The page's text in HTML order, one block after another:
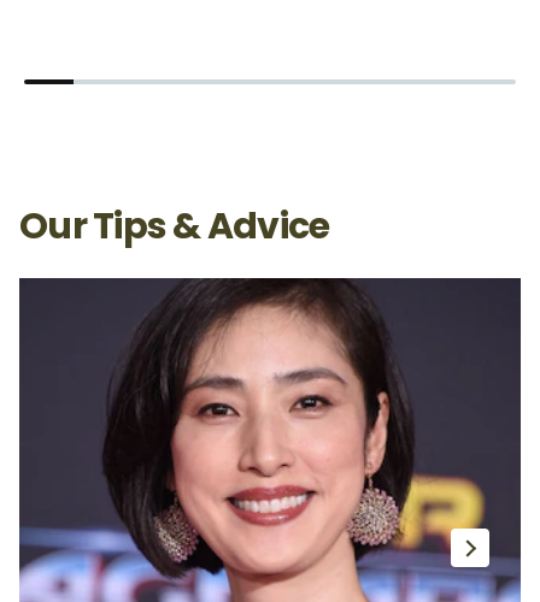
Our Tips & Advice